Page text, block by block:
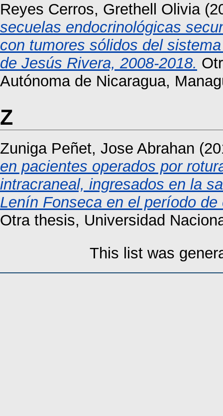
Reyes Cerros, Grethell Olivia
secuelas endocrinológicas
con tumores sólidos del
de Jesús Rivera, 2008-2018.
Autónoma de Nicaragua,
Z
Zuniga Peñet, Jose Abrahan
en pacientes operados por
intracraneal, ingresados en la
Lenín Fonseca en el período
Otra thesis, Universidad
This list was